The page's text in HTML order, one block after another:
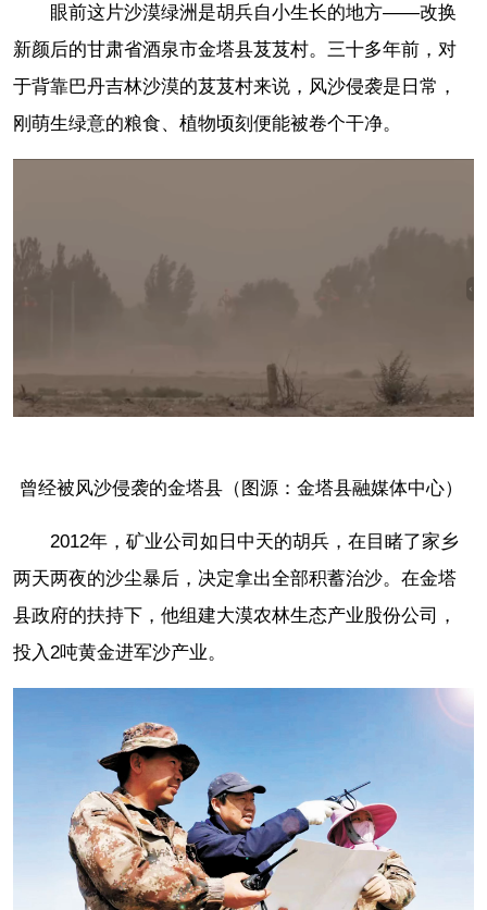
眼前这片沙漠绿洲是胡兵自小生长的地方——改换
新颜后的甘肃省酒泉市金塔县芨芨村。三十多年前，对
于背靠巴丹吉林沙漠的芨芨村来说，风沙侵袭是日常，
刚萌生绿意的粮食、植物顷刻便能被卷个干净。
曾经被风沙侵袭的金塔县（图源：金塔县融媒体中心）
2012年，矿业公司如日中天的胡兵，在目睹了家乡
两天两夜的沙尘暴后，决定拿出全部积蓄治沙。在金塔
县政府的扶持下，他组建大漠农林生态产业股份公司，
投入2吨黄金进军沙产业。